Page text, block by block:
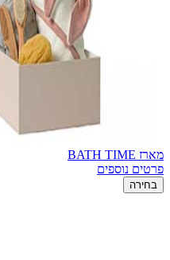
מארז BATH TIME
פרטים נוספים
בחירה